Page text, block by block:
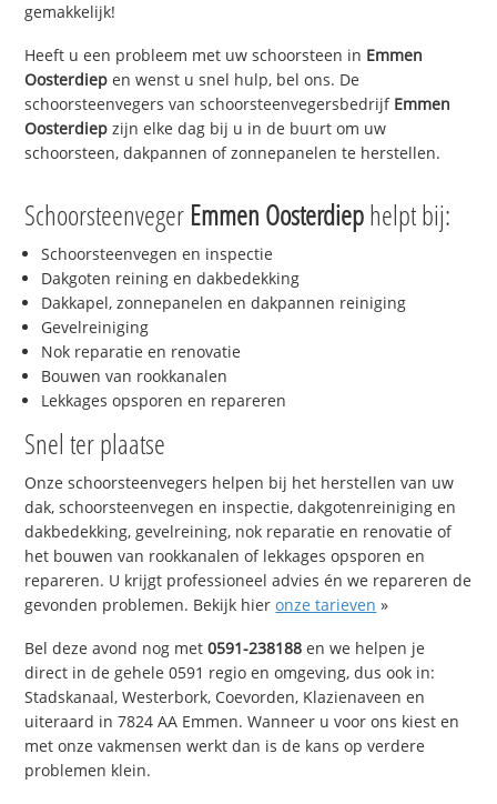
gemakkelijk!
Heeft u een probleem met uw schoorsteen in Emmen
Oosterdiep en wenst u snel hulp, bel ons. De
schoorsteenvegers van schoorsteenvegersbedrijf Emmen
Oosterdiep zijn elke dag bij u in de buurt om uw
schoorsteen, dakpannen of zonnepanelen te herstellen.
Schoorsteenveger Emmen Oosterdiephelpt bij:
Schoorsteenvegen en inspectie
Dakgoten reining en dakbedekking
Dakkapel, zonnepanelen en dakpannen reiniging
Gevelreiniging
Nok reparatie en renovatie
Bouwen van rookkanalen
Lekkages opsporen en repareren
Snel ter plaatse
Onze schoorsteenvegers helpen bij het herstellen van uw
dak, schoorsteenvegen en inspectie, dakgotenreiniging en
dakbedekking, gevelreining, nok reparatie en renovatie of
het bouwen van rookkanalen of lekkages opsporen en
repareren. U krijgt professioneel advies én we repareren de
gevonden problemen. Bekijk hieronze tarieven »
Bel deze avond nog met0591-238188 en we helpen je
direct in de gehele 0591 regio en omgeving, dus ook in:
Stadskanaal, Westerbork, Coevorden, Klazienaveen en
uiteraard in 7824 AA Emmen. Wanneer u voor ons kiest en
met onze vakmensen werkt dan is de kans op verdere
problemen klein.